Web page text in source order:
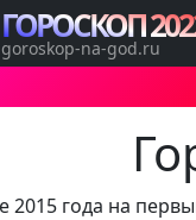
2015 года на
ГОРОСКОП
goroskop-na-god.ru